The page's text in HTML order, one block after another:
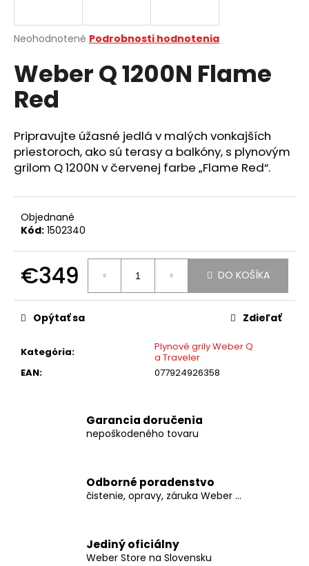
Priemerné
produktu
je
0,0
hviezdičiek.
Neohodnotené Podrobnosti hodnotenia
Weber Q 1200N Flame
Red
Pripravujte úžasné jedlá v malých vonkajších
priestoroch, ako sú terasy a balkóny, s plynovým
grilom Q 1200N v červenej farbe „Flame Red“.
Objednané
Kód: 1502340
€349
cena:
DO KOŠÍKA
Kategória:
Plynové grily Weber Q
a Traveler
EAN: 077924926358
Opýtať sa Zdieľať
Garancia doručenia
nepoškodeného tovaru
Odborné poradenstvo
čistenie, opravy, záruka Weber ...
Jediný oficiálny
Weber Store na Slovensku
j
ť
?
HĽADAŤ
O
d
p
ú
č
a
e